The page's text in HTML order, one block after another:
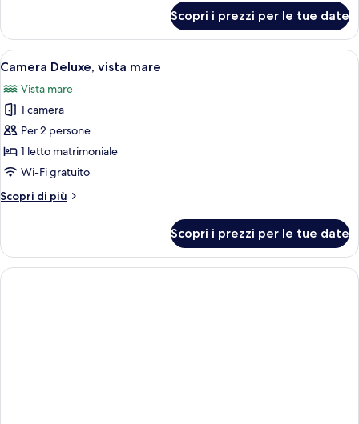
Superior,
vista
cortile
Scopri i prezzi per le tue date
Apri
tutte
le
foto
per
Camera
Deluxe,
mare
Una camera da letto moderna con
5
Camera Deluxe, vista mare
Vista mare
1 camera
Per 2 persone
1 letto matrimoniale
Wi-Fi gratuito
Scopri di più
Altri
Deluxe,
vista
mare
Scopri i prezzi per le tue date